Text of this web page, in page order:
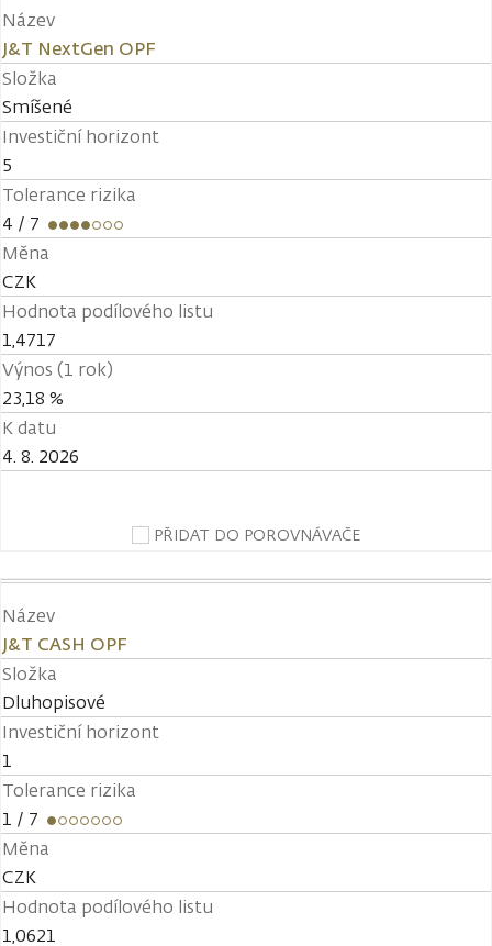
Název
J&T NextGen OPF
Složka
Smíšené
Investiční horizont
5
Tolerance rizika
4 / 7
Měna
CZK
Hodnota podílového listu
1,4717
Výnos (1 rok)
23,18 %
K datu
4. 8. 2026
PŘIDAT DO POROVNÁVAČE
Název
J&T CASH OPF
Složka
Dluhopisové
Investiční horizont
1
Tolerance rizika
1 / 7
Měna
CZK
Hodnota podílového listu
1,0621